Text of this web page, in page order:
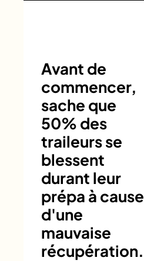
Avant de
commencer,
sache que
50% des
traileurs se
blessent
durant leur
prépa à cause
d'une
mauvaise
récupération.